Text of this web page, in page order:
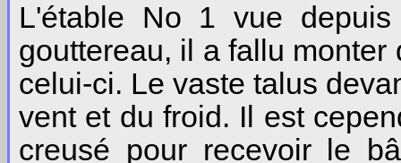
L'étable No 1 vue
gouttereau, il a fallu
celui-ci. Le vaste talus
vent et du froid. Il est
creusé pour recevoir le